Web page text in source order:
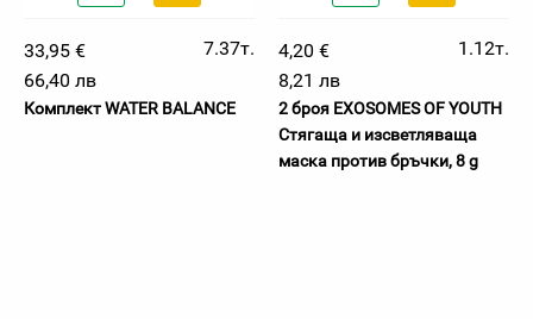
33,95 €
7.37т.
66,40 лв
Комплект WATER BALANCE
4,20 €
1.12т.
8,21 лв
2 броя EXOSOMES OF YOUTH
Стягаща и изсветляваща
маска против бръчки, 8 g